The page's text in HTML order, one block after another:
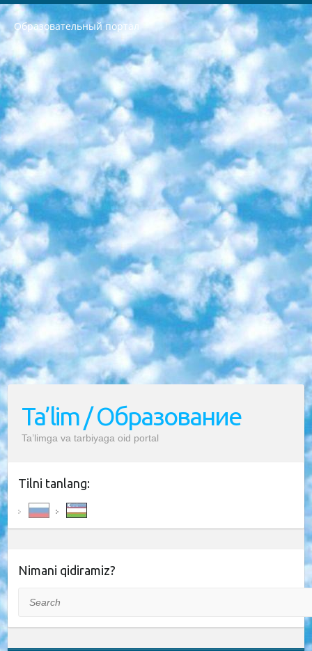
Образовательный портал
РЕСПУБЛИКА УЗБЕКИСТАН МИНИСТРЕРСТВО ДОШКОЛЬНОГО И ШКОЛЬНОГО ОБРАЗОВАНИЯ КОМАНДА в общеобразовательных учреждениях в 2023-2024 учебном году организация и проведение итоговой государственной аттестации обучающихся о Министра дошкольного и школьного образования Республики Узбекистан от 4 марта 2008 года (постановлением Минюста от 20 марта 2008 года № 1778 государственной регистрации) «Итоговое состояние учащихся общего среднего образования на основании положения об утверждении положения об аттестации общего среднего образования выпускной экзамен студентов в образовательных учреждениях в 2023-2024 учебном году В целях организации и прохождения аттестации приказываю: 1. Следующее: перечень предметов, по которым будет проводиться итоговая государственная аттестация и экзамен формы перевода согласно приложению 1; сертификаты международного образца, оценивающие уровень владения иностранными языками перечень согласно приложению 2; 2. Педагогический при специализированных образовательных учреждениях. научно-практический центр квалификации и международной оценки (Д.Давидова) 2024 г. До 25 марта: задания по предметам, по которым будет проводиться итоговая аттестация разработка и утверждение технических условий; итоговая аттестация на основании разработанного предметного задания разработка вопросов по предметам (устно и письменно), экзамен передача; общеобразовательные средние школы и специальные учебные заведения учащиеся выпускных классов школ и интернатов в агентской системе подготовка базы данных экзаменационных материалов и критериев оценки; перевод базы экзаменационных материалов на все языки обучения подать в Республиканский образовательный центр для изготовления; варианты экзаменов на основе разработанных контрольных материалов пусть будут поставлены задачи формирования. 3. Республиканский образовательный центр (Ш.Худайкулов) до 5 апреля 2024 года. до: база данных предоставленных экзаменационных материалов на все языки обучения перевод и экспертиза; для слепых, слабовидящих, глухих, слабослышащих и умственно отсталых детей учащиеся выпускных классов специализированных школ и школ-интернатов база данных экзаменационных материалов на всех преподаваемых языках подготовка критериев оценки; специализированные школы для умственно отсталых детей и технологии для учащихся выпускных классов школ-интернатов разработка соответствующих рекомендаций и критериев проведения ЕГЭ по естествознанию давать задания. 4. Педагогический при специализированных образовательных учреждениях. Научно-практический центр навыков и международной оценки (Д.Давидова), Республика образовательный центр (Худайкулов Ш.) итоговый государственный аттестационный экзамен ориентирован на творческое и логическое мышление при подготовке базы материалов учитывать введение заданий. 5. Следует отметить, что: сертификат государственного образца о знании общеобразовательного предмета и как минимум национальный уровень B1 по предметам на иностранных языках, указанным в Приложении 2. или международно признанный сертификат эквивалентного уровня студенты, изучающие определенный предмет, освобождаются от экзамена; по соответствующим предметам запланирована итоговая государственная аттестация за день до дня, путем жеребьевки Рабочей группой (в письменной форме по предметам, проводимым в форме) из числа сформированных вариантов выбрано 2 варианта; 2 выбранных варианта экзамена анонсированы на официальном сайте министерства и все выпускники по всей стране на основе этих вариантов проводит итоговую государственную аттестацию. 6. Государственное образование учащихся средних общеобразовательных учреждений. знания в соответствии с квалификационными требованиями, которые необходимо приобрести на основании стандартов итоговый (выпускной) контроль для 9 и 11 классов в целях тестирования Экзамены (далее – экзамены) состоят из предметов, перечисленных в приложении 1. будет сделано. 7. Экзамены пройдут с 26 мая по 15 июня 2024 г. (кроме науки физического воспитания). 8. Физическая для учащихся 9 классов общесредних образовательных учреждений. Экзамены по предмету «Образование, квалификация медицина» 1-6 мая 2024 года. сотрудники перевести под присмотр (с отклонениями в физическом или умственном развитии) специализированная школа для детей, школы-интернаты и со сколиозом школы-интернаты санаторного типа для больных детей исключены). 9. Он был слепым, слабовидящим и имел нарушения опорно-двигательного аппарата. экзамены в специализированных школах и интернатах для детей должны проводиться исходя из требований, предъявляемых к общеобразовательным учреждениям (физкультура кроме науки). 10. Специализированная школа для глухих и слабослышащих детей. и экзамены в интернатах и быть реализован в виде письменного теста по математике. 11. Специальность для умственно отсталых детей. Для 9 класса Родной язык и литературное письмо Государственный язык (язык обучения – узбекский). для неклассов) написано Математическое письмо Письменная/устная история Узбекистана Физическое воспитание практично Итоговый контроль Для 11 класса Написание родного языка и литературы (эссе) Математическое письмо Узбекский язык (обучение на узбекском языке) не посещающее общее среднее образование для учреждений)/Образовательное учреждение выбор письменный и устный Иностранный язык письменный/устный Письменная/устная история Узбекистана *По выбору студента:  Химия  Физика  Основы государственного права  География 10 бесплатных образовательных ресурсов - Мы составили подборку онлайн-проектов с интерактивными упражнениями, видеолекциями и статьями. Они помогут вам обрести новые и освежить старые знания бесплатно. 1. «ИНТУИТ» Старейшая образовательная площадка Рунета. Здесь вы найдёте сотни текстовых и видеокурсов на десятки различных тем — от программирования до психологии. Многие курсы подготовлены российскими университетами и крупными международными компаниями вроде Intel и Microsoft. Самостоятельное обучение бесплатное, но желающие могут оплатить услуги персональных наставников. 2. «Смартия» знакомит с актуальными профессиями и подсказывает, как им обучаться. Выбрав заинтересовавшую вас специальность — SMM-специалист, фотограф, веб-дизайнер или другую, — увидите список необходимых для неё умений. Чтобы вы могли освоить их самостоятельно, для каждого умения площадка отображает подборку ссылок на учебные материалы. Хотя «Смартия» ориентируется на русскоязычную аудиторию, часть контента всё же доступна только на английском. 3. «Лекторий Физтеха» Проект Московского физико-технического института (Физтеха). С его помощью вы можете смотреть онлайн серии лекций, записанные на видео в этом вузе. В числе доступных предметов — физика, биология, химия, информационные технологии и другие. К некоторым лекциям администрация ресурса прилагает готовые конспекты, которые можно скачивать в PDF-формате. 4. ITMOcourses Онлайн-площадка Санкт-Петербургского национального исследовательского университета информационных технологий, механики и оптики (ИТМО). Ресурс предоставляет свободный доступ к курсам, разработанным в этом вузе. Каталог материалов разбит на четыре категории: «Оптические системы и технологии», «Приборостроение и робототехника», «Информационные технологии» и «Биотехнологии». Курсы состоят из видеолекций, интерактивных демонстраций и заданий. 5. «КиберЛенинка» Электронная научная библиотека открытого доступа. Каталог площадки регулярно обрастает текстами статей из различных научных изданий. Сгруппированные по журналам и рубрикам публикации можно читать онлайн или скачивать целиком в PDF-формате. Проект нацелен на популяризацию науки за счёт открытого доступа к качественной информации. 6. «ПостНаука» На этом ресурсе публикуют подборки видеолекций, составленные экспертами из разных отраслей и объединённые общими темами. Среди них, к примеру, есть серии «Биоинформатика и геномика», «Культура средневековой Скандинавии» и Cinema Studies о теории кино. Каждая подборка лекций — логически связанная история, рассказанная экспертом от первого лица. Кроме того, на сайте появляются научно-образовательные статьи и тесты на разные темы. 7. «Newочём» Команда проекта «Newочём» отбирает самые интересные тексты из англоязычных СМИ и переводит те из них, за которые голосуют участники сообщества «ВКонтакте». По большей части это научно-популярные статьи. Редакторы придумывают лишь заголовки, в остальном содержание переводов соответствует оригиналам. Полные тексты можно читать прямо в социальной сети. 8. InternetUrok Онлайн-база материалов по основным дисциплинам школьной программы. Информация на сайте структурирована по классам, предметам и темам (урокам). Каждый урок состоит из видеолекций и конспектов. Есть также интерактивные тренажёры и тесты для закрепления пройденного материала. Даже если вы давно окончили школу, возможность повторить программу старших классов всегда может пригодиться. 9. Edutainme Ещё один ресурс об образовании. В отличие от Newtonew, как мне кажется, Edutainme больше ориентируется на представителей индустрии: педагогов, предпринимателей, разработчиков образовательных проектов. Но и любой, кто просто стремится к саморазвитию, найдёт на сайте много полезного и интересного для себя. Например, информацию о новых курсах и образовательных сервисах. 10. Newtonew Онлайн-медиа об образовании и обучении в широком смысле. Авторы Newtonew пишут об инструментах, заведениях, тактиках и стратегиях, которые помогают учить других и получать новые знания самостоятельно. На этой площадке вы найдёте новости, обзоры, аналитические мат
Ta’lim / Образование
Ta’limga va tarbiyaga oid portal
Tilni tanlang:
Nimani qidiramiz?